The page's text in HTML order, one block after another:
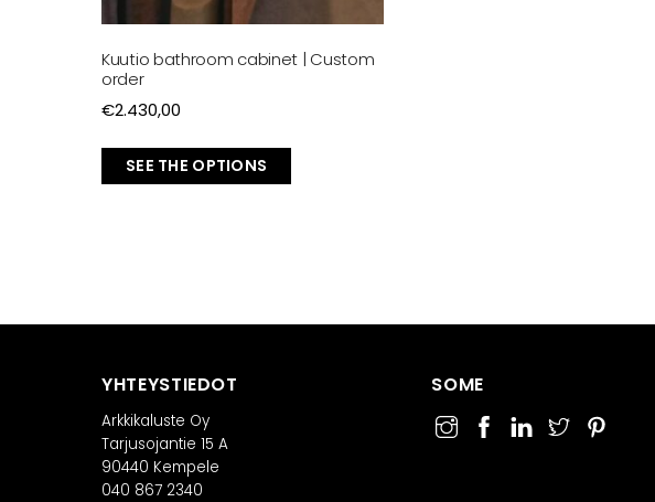
Kuutio bathroom cabinet | Custom
order
€2.430,00
SEE THE OPTIONS
YHTEYSTIEDOT
Arkkikaluste Oy
Tarjusojantie 15 A
90440 Kempele
040 867 2340
SOME